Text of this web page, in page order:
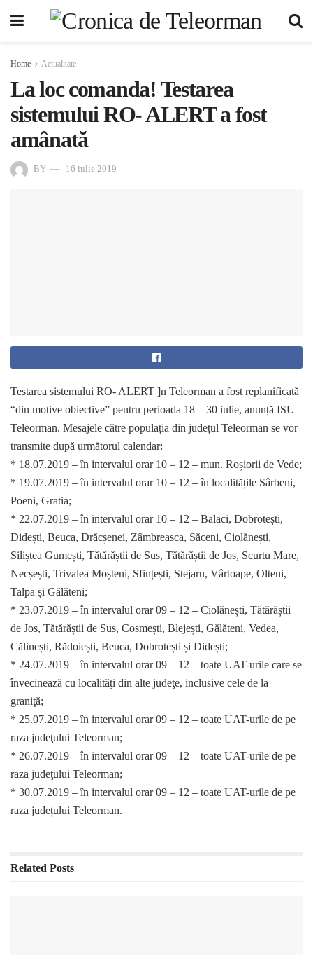
Home Actualitate
La loc comanda! Testarea
sistemului RO- ALERT a fost
amânată
BY 16 iulie 2019
Testarea sistemului RO- ALERT ]n Teleorman a fost replanificată
“din motive obiective” pentru perioada 18 – 30 iulie, anunță ISU
Teleorman. Mesajele către populația din județul Teleorman se vor
transmite după următorul calendar:
* 18.07.2019 – în intervalul orar 10 – 12 – mun. Roșiorii de Vede;
* 19.07.2019 – în intervalul orar 10 – 12 – în localitățile Sârbeni,
Poeni, Gratia;
* 22.07.2019 – în intervalul orar 10 – 12 – Balaci, Dobrotești,
Didești, Beuca, Drăcșenei, Zâmbreasca, Săceni, Ciolănești,
Siliștea Gumești, Tătărăștii de Sus, Tătărăștii de Jos, Scurtu Mare,
Necșești, Trivalea Moșteni, Sfințești, Stejaru, Vârtoape, Olteni,
Talpa și Gălăteni;
* 23.07.2019 – în intervalul orar 09 – 12 – Ciolănești, Tătărăștii
de Jos, Tătărăștii de Sus, Cosmești, Blejești, Gălăteni, Vedea,
Călinești, Rădoiești, Beuca, Dobrotești și Didești;
* 24.07.2019 – în intervalul orar 09 – 12 – toate UAT-urile care se
învecinează cu localităţi din alte judeţe, inclusive cele de la
graniţă;
* 25.07.2019 – în intervalul orar 09 – 12 – toate UAT-urile de pe
raza judeţului Teleorman;
* 26.07.2019 – în intervalul orar 09 – 12 – toate UAT-urile de pe
raza judeţului Teleorman;
* 30.07.2019 – în intervalul orar 09 – 12 – toate UAT-urile de pe
raza județului Teleorman.
Related Posts